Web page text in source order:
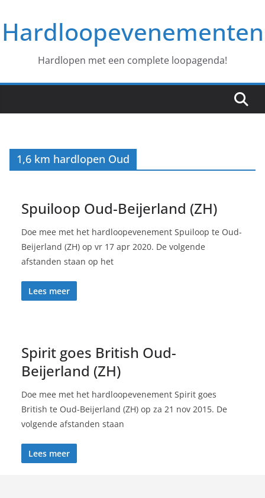
naar
deHardloopevenementen
Hardlopen met een complete loopagenda!
1,6 km hardlopen Oud
Spuiloop Oud-Beijerland (ZH)
Doe mee met het hardloopevenement Spuiloop te Oud-
Beijerland (ZH) op vr 17 apr 2020. De volgende
afstanden staan op het
Lees meer
Spirit goes British Oud-
Beijerland (ZH)
Doe mee met het hardloopevenement Spirit goes
British te Oud-Beijerland (ZH) op za 21 nov 2015. De
volgende afstanden staan
Lees meer